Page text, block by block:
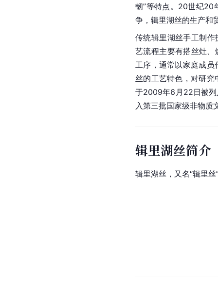
韧”等特点。20世纪20
争，辑里湖丝的生产和
传统辑里湖丝手工制作
艺流程主要有搭丝灶
工序，通常以家庭成员
丝的工艺特色，对研究
于2009年6月22日被列
入第三批国家级非物质
辑里湖丝简介
辑里湖丝，又名“辑里丝